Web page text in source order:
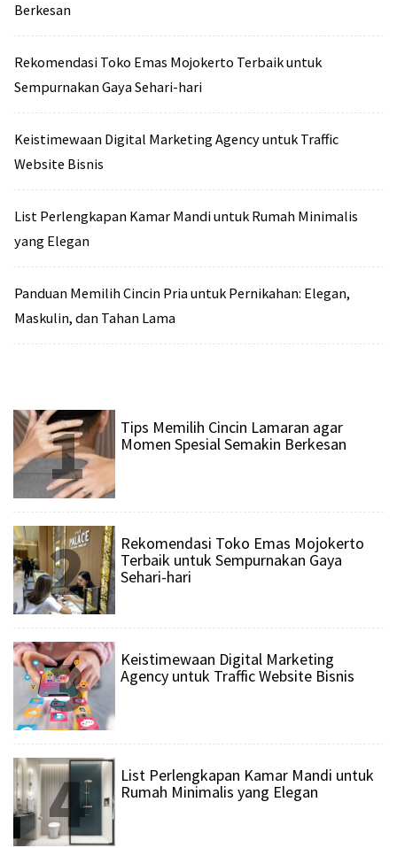
Berkesan
Rekomendasi Toko Emas Mojokerto Terbaik untuk
Sempurnakan Gaya Sehari-hari
Keistimewaan Digital Marketing Agency untuk Traffic
Website Bisnis
List Perlengkapan Kamar Mandi untuk Rumah Minimalis
yang Elegan
Panduan Memilih Cincin Pria untuk Pernikahan: Elegan,
Maskulin, dan Tahan Lama
1
Tips Memilih Cincin Lamaran agar
Momen Spesial Semakin Berkesan
2
Rekomendasi Toko Emas Mojokerto
Terbaik untuk Sempurnakan Gaya
Sehari-hari
3
Keistimewaan Digital Marketing
Agency untuk Traffic Website Bisnis
4
List Perlengkapan Kamar Mandi untuk
Rumah Minimalis yang Elegan